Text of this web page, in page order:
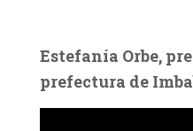
Estefanía Orbe,
prefectura de